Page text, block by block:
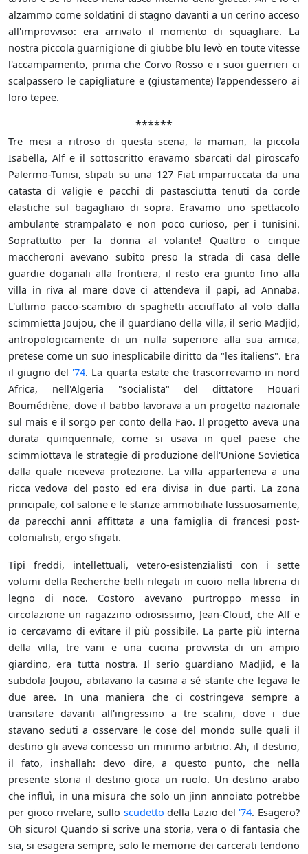
alzammo come soldatini di stagno davanti a un cerino acceso
all'improvviso: era arrivato il momento di squagliare. La
nostra piccola guarnigione di giubbe blu levò en toute vitesse
l'accampamento, prima che Corvo Rosso e i suoi guerrieri ci
scalpassero le capigliature e (giustamente) l'appendessero ai
loro tepee.
******
Tre mesi a ritroso di questa scena, la maman, la piccola
Isabella, Alf e il sottoscritto eravamo sbarcati dal piroscafo
Palermo-Tunisi, stipati su una 127 Fiat imparruccata da una
catasta di valigie e pacchi di pastasciutta tenuti da corde
elastiche sul bagagliaio di sopra. Eravamo uno spettacolo
ambulante strampalato e non poco curioso, per i tunisini.
Soprattutto per la donna al volante! Quattro o cinque
maccheroni avevano subito preso la strada di casa delle
guardie doganali alla frontiera, il resto era giunto fino alla
villa in riva al mare dove ci attendeva il papi, ad Annaba.
L'ultimo pacco-scambio di spaghetti acciuffato al volo dalla
scimmietta Joujou, che il guardiano della villa, il serio Madjid,
antropologicamente di un nulla superiore alla sua amica,
pretese come un suo inesplicabile diritto da "les italiens". Era
il giugno del '74. La quarta estate che trascorrevamo in nord
Africa, nell'Algeria "socialista" del dittatore Houari
Boumédiène, dove il babbo lavorava a un progetto nazionale
sul mais e il sorgo per conto della Fao. Il progetto aveva una
durata quinquennale, come si usava in quel paese che
scimmiottava le strategie di produzione dell'Unione Sovietica
dalla quale riceveva protezione. La villa apparteneva a una
ricca vedova del posto ed era divisa in due parti. La zona
principale, col salone e le stanze ammobiliate lussuosamente,
da parecchi anni affittata a una famiglia di francesi post-
colonialisti, ergo sfigati.
Tipi freddi, intellettuali, vetero-esistenzialisti con i sette
volumi della Recherche belli rilegati in cuoio nella libreria di
legno di noce. Costoro avevano purtroppo messo in
circolazione un ragazzino odiosissimo, Jean-Cloud, che Alf e
io cercavamo di evitare il più possibile. La parte più interna
della villa, tre vani e una cucina provvista di un ampio
giardino, era tutta nostra. Il serio guardiano Madjid, e la
subdola Joujou, abitavano la casina a sé stante che legava le
due aree. In una maniera che ci costringeva sempre a
transitare davanti all'ingressino a tre scalini, dove i due
stavano seduti a osservare le cose del mondo sulle quali il
destino gli aveva concesso un minimo arbitrio. Ah, il destino,
il fato, inshallah: devo dire, a questo punto, che nella
presente storia il destino gioca un ruolo. Un destino arabo
che influì, in una misura che solo un jinn annoiato potrebbe
per gioco rivelare, sullo scudetto della Lazio del '74. Esagero?
Oh sicuro! Quando si scrive una storia, vera o di fantasia che
sia, si esagera sempre, solo le memorie dei carcerati tendono